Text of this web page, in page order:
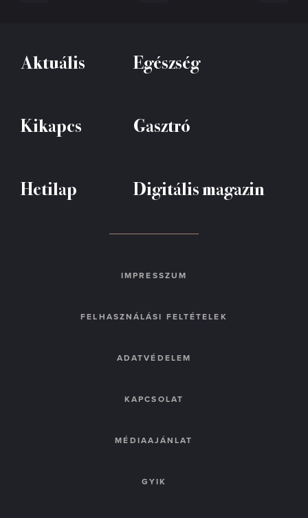
Aktuális Egészség
Kikapcs Gasztró
Hetilap Digitális magazin
IMPRESSZUM
FELHASZNÁLÁSI FELTÉTELEK
ADATVÉDELEM
KAPCSOLAT
MÉDIAAJÁNLAT
GYIK